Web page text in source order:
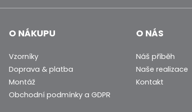
O NÁKUPU
Vzorníky
Doprava & platba
Montáž
Obchodní podmínky a GDPR
O NÁS
Náš příběh
Naše realizace
Kontakt